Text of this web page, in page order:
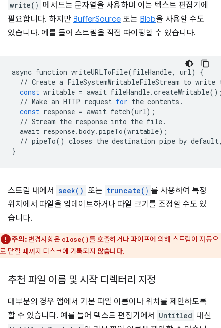
write() 메서드는 문자열을 사용하며 이는 텍스트 편집기에
필요합니다. 하지만 BufferSource 또는 Blob을 사용할 수도
있습니다. 예를 들어 스트림을 직접 파이핑할 수 있습니다.
async function writeURLToFile(fileHandle, url)
{
// Create a FileSystemWritableFileStream to write
const writable = await fileHandle.createWritable
// Make an HTTP request for the contents .
const response = await fetch(url);
// Stream the response into the file.
await response.body.pipeTo(writable);
// pipeTo() closes the destination pipe by default
}
스트림 내에서 seek() 또는 truncate() 를 사용하여 특정
위치에서 파일을 업데이트하거나 파일 크기를 조정할 수도 있
습니다.
주의: 변경사항은 close()를 호출하거나 파이프에 의해 스트림이 자동으
로 닫힐 때까지 디스크에 기록되지 않습니다.
추천 파일 이름 및 시작 디렉터리 지정
대부분의 경우 앱에서 기본 파일 이름이나 위치를 제안하도록
할 수 있습니다. 예를 들어 텍스트 편집기에서
Untitled 대신